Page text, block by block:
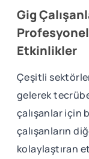
Gig
Etkinlikler
Çeşitli
gelerek
çalışanlar için
çalışanların
kolaylaştıran